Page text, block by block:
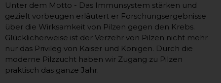
Unter dem Motto - Das Immunsystem stärken und
gezielt vorbeugen erläutert er Forschungsergebnisse
über die Wirksamkeit von Pilzen gegen den Krebs.
Glücklicherweise ist der Verzehr von Pilzen nicht mehr
nur das Privileg von Kaiser und Königen. Durch die
moderne Pilzzucht haben wir Zugang zu Pilzen
praktisch das ganze Jahr.